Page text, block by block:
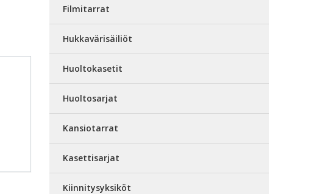
Filmitarrat
Hukkavärisäiliöt
Huoltokasetit
Huoltosarjat
Kansiotarrat
Kasettisarjat
Kiinnitysyksiköt